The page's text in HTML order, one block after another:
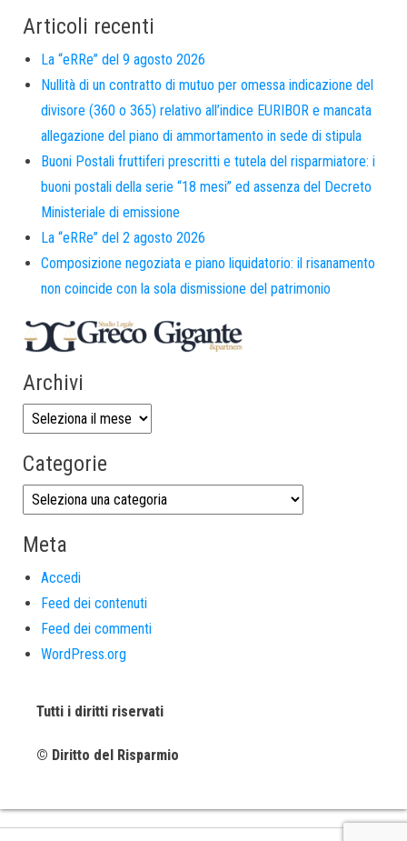
Articoli recenti
La “eRRe” del 9 agosto 2026
Nullità di un contratto di mutuo per omessa indicazione del
divisore (360 o 365) relativo all’indice EURIBOR e mancata
allegazione del piano di ammortamento in sede di stipula
Buoni Postali fruttiferi prescritti e tutela del risparmiatore: i
buoni postali della serie “18 mesi” ed assenza del Decreto
Ministeriale di emissione
La “eRRe” del 2 agosto 2026
Composizione negoziata e piano liquidatorio: il risanamento
non coincide con la sola dismissione del patrimonio
Archivi
Categorie
Meta
Accedi
Feed dei contenuti
Feed dei commenti
WordPress.org
Tutti i diritti riservati
© Diritto del Risparmio